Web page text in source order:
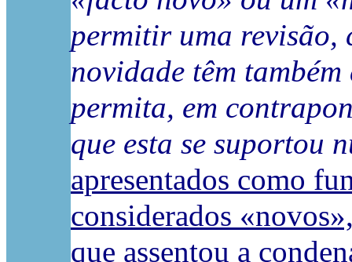
permitir uma revisão,
novidade têm
permita, em
que esta se suportou
apresentados como
considerados
que assentou a